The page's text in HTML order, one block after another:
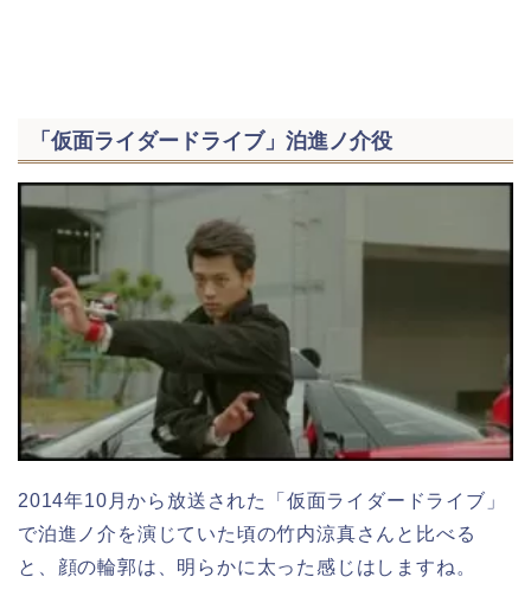
「仮面ライダードライブ」泊進ノ介役
2014年10月から放送された「仮面ライダードライブ」
で泊進ノ介を演じていた頃の竹内涼真さんと比べる
と、顔の輪郭は、明らかに太った感じはしますね。